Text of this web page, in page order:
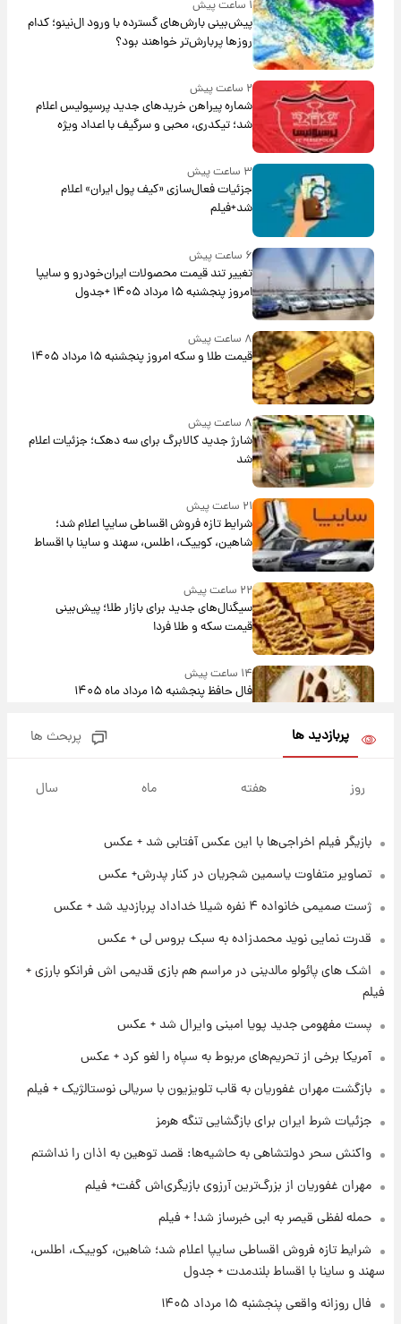
۱ ساعت پیش
پیش‌بینی بارش‌های گسترده با ورود ال‌نینو؛ کدام
روزها پربارش‌تر خواهند بود؟
۲ ساعت پیش
شماره پیراهن خریدهای جدید پرسپولیس اعلام
شد؛ تیکدری، محبی و سرگیف با اعداد ویژه
۳ ساعت پیش
جزئیات فعال‌سازی «کیف پول ایران» اعلام
شد+فیلم
۶ ساعت پیش
تغییر تند قیمت محصولات ایران‌خودرو و سایپا
امروز پنجشنبه ۱۵ مرداد ۱۴۰۵ +جدول
۸ ساعت پیش
قیمت طلا و سکه امروز پنجشنبه ۱۵ مرداد ۱۴۰۵
۸ ساعت پیش
شارژ جدید کالابرگ برای سه دهک؛ جزئیات اعلام
شد
۲۱ ساعت پیش
شرایط تازه فروش اقساطی سایپا اعلام شد؛
شاهین، کوییک، اطلس، سهند و ساینا با اقساط
بلندمدت + جدول
۲۲ ساعت پیش
سیگنال‌های جدید برای بازار طلا؛ پیش‌بینی
قیمت سکه و طلا فردا
۱۴ ساعت پیش
فال حافظ پنجشنبه ۱۵ مرداد ماه ۱۴۰۵
۱۶ ساعت پیش
+ جدول
آغاز طرح جدید فروش مشارکت در تولید سایپا؛
سود مشارکت چند درصد است؟
۱ روز پیش
زمان پخش «مرد سه هزار چهره» مشخص شد
کار استقلال و رامین رضاییان رسما تمام شد +
عکس / خداحافظی صمیمانه آبی ها با رامین!
پربازدید ها پربحث ها
روز هفته ماه سال
بازیگر فیلم اخراجی‌ها با این عکس آفتابی شد + عکس
تصاویر متفاوت یاسمین شجریان در کنار پدرش+ عکس
ژست صمیمی خانواده ۴ نفره شیلا خداداد پربازدید شد + عکس
قدرت نمایی نوید محمدزاده به سبک بروس لی + عکس
اشک های پائولو مالدینی در مراسم هم بازی قدیمی اش فرانکو بارزی +
فیلم
پست مفهومی جدید پویا امینی وایرال شد + عکس
آمریکا برخی از تحریم‌های مربوط به سپاه را لغو کرد + عکس
بازگشت مهران غفوریان به قاب تلویزیون با سریالی نوستالژیک + فیلم
جزئیات شرط ایران برای بازگشایی تنگه هرمز
واکنش سحر دولتشاهی به حاشیه‌ها: قصد توهین به اذان را نداشتم
مهران غفوریان از بزرگ‌ترین آرزوی بازیگری‌اش گفت+ فیلم
حمله لفظی قیصر به ابی خبرساز شد! + فیلم
شرایط تازه فروش اقساطی سایپا اعلام شد؛ شاهین، کوییک، اطلس،
سهند و ساینا با اقساط بلندمدت + جدول
فال روزانه واقعی پنجشنبه ۱۵ مرداد ۱۴۰۵